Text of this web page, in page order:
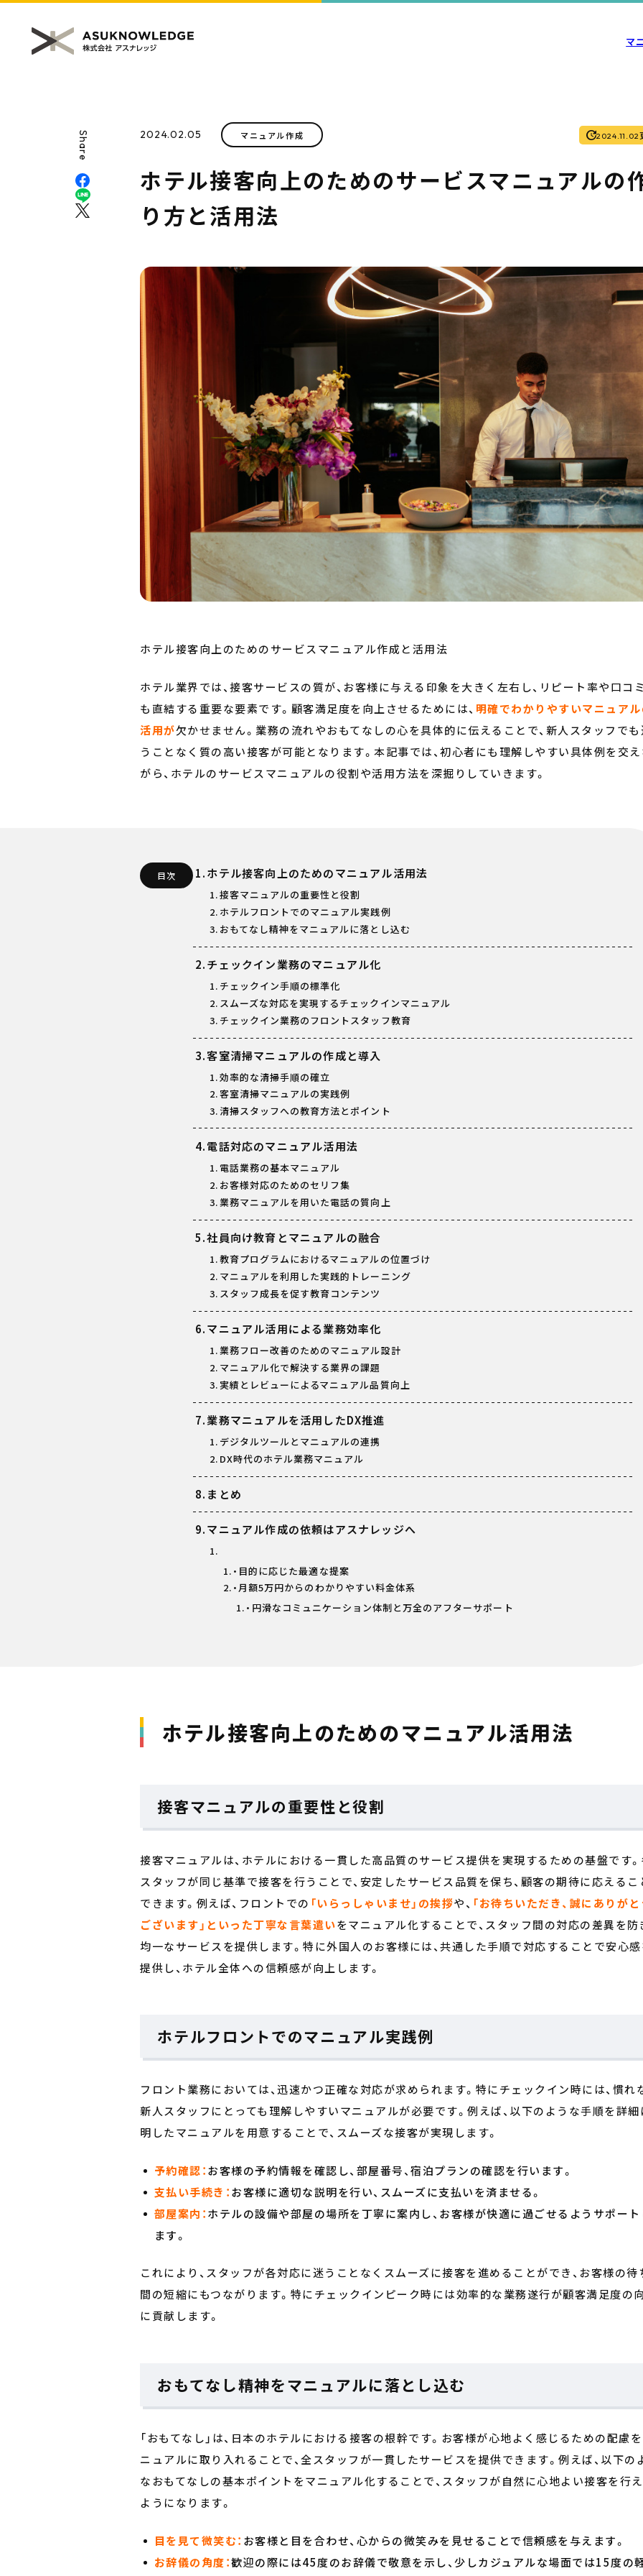
マ
Share 2024.02.05 マニュアル作成 2024.11.02
ホテル接客向上のためのサービスマニュアルの
り方と活用法
ホテル接客向上のためのサービスマニュアル作成と活用法
ホテル業界では、接客サービスの質が、お客様に与える印象を大きく左右し、リピート率や口コ
も直結する重要な要素です。顧客満足度を向上させるためには、 明確でわかりやすいマニュアル
活用が欠かせません。業務の流れやおもてなしの心を具体的に伝えることで、新人スタッフでも
うことなく質の高い接客が可能となります。本記事では、初心者にも理解しやすい具体例を交え
がら、ホテルのサービスマニュアルの役割や活用方法を深掘りしていきます。
目次 ホテル接客向上のためのマニュアル活用法
接客マニュアルの重要性と役割
ホテルフロントでのマニュアル実践例
おもてなし精神をマニュアルに落とし込む
チェックイン業務のマニュアル化
チェックイン手順の標準化
スムーズな対応を実現するチェックインマニュアル
チェックイン業務のフロントスタッフ教育
客室清掃マニュアルの作成と導入
効率的な清掃手順の確立
客室清掃マニュアルの実践例
清掃スタッフへの教育方法とポイント
電話対応のマニュアル活用法
電話業務の基本マニュアル
お客様対応のためのセリフ集
業務マニュアルを用いた電話の質向上
社員向け教育とマニュアルの融合
教育プログラムにおけるマニュアルの位置づけ
マニュアルを利用した実践的トレーニング
スタッフ成長を促す教育コンテンツ
マニュアル活用による業務効率化
業務フロー改善のためのマニュアル設計
マニュアル化で解決する業界の課題
実績とレビューによるマニュアル品質向上
業務マニュアルを活用したDX推進
デジタルツールとマニュアルの連携
DX時代のホテル業務マニュアル
まとめ
マニュアル作成の依頼はアスナレッジへ
・目的に応じた最適な提案
・月額5万円からのわかりやすい料金体系
・円滑なコミュニケーション体制と万全のアフターサポート
ホテル接客向上のためのマニュアル活用法
接客マニュアルの重要性と役割
接客マニュアルは、ホテルにおける一貫した高品質のサービス提供を実現するための基盤です。
スタッフが同じ基準で接客を行うことで、安定したサービス品質を保ち、顧客の期待に応えるこ
できます。例えば、フロントでの 「いらっしゃいませ」の挨拶や、 「お待ちいただき、誠にありがと
ございます」といった丁寧な言葉遣いをマニュアル化することで、スタッフ間の対応の差異を防
均一なサービスを提供します。特に外国人のお客様には、共通した手順で対応することで安心感
提供し、ホテル全体への信頼感が向上します。
ホテルフロントでのマニュアル実践例
フロント業務においては、迅速かつ正確な対応が求められます。特にチェックイン時には、慣れ
新人スタッフにとっても理解しやすいマニュアルが必要です。例えば、以下のような手順を詳細
明したマニュアルを用意することで、スムーズな接客が実現します。
予約確認：お客様の予約情報を確認し、部屋番号、宿泊プランの確認を行います。
支払い手続き：お客様に適切な説明を行い、スムーズに支払いを済ませる。
部屋案内：ホテルの設備や部屋の場所を丁寧に案内し、お客様が快適に過ごせるようサポート
ます。
これにより、スタッフが各対応に迷うことなくスムーズに接客を進めることができ、お客様の待
間の短縮にもつながります。特にチェックインピーク時には効率的な業務遂行が顧客満足度の
に貢献します。
おもてなし精神をマニュアルに落とし込む
「おもてなし」は、日本のホテルにおける接客の根幹です。お客様が心地よく感じるための配慮
ニュアルに取り入れることで、全スタッフが一貫したサービスを提供できます。例えば、以下の
なおもてなしの基本ポイントをマニュアル化することで、スタッフが自然に心地よい接客を行
ようになります。
目を見て微笑む： お客様と目を合わせ、心からの微笑みを見せることで信頼感を与えます。
お辞儀の角度：歓迎の際には45度のお辞儀で敬意を示し、少しカジュアルな場面では15度の